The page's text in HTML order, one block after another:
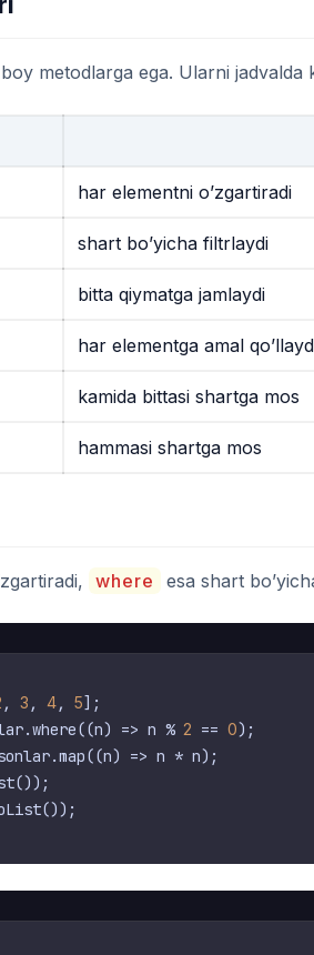
boy metodlarga ega. Ularni jadvalda
har elementni o’zgartiradi
shart bo’yicha filtrlaydi
bitta qiymatga jamlaydi
har elementga amal
kamida bittasi shartga mos
hammasi shartga mos
where esa shart
, 3 , 4, 5];
=> n % 2 == 0);
=> n * n);